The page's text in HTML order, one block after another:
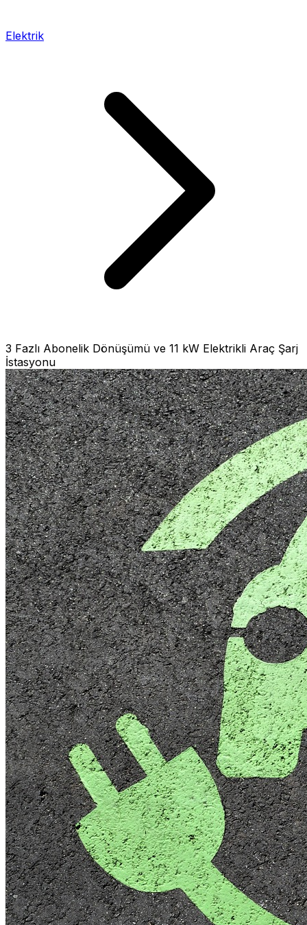
Elektrik
3 Fazlı Abonelik Dönüşümü ve 11 kW Elektrikli Araç Şarj
İstasyonu